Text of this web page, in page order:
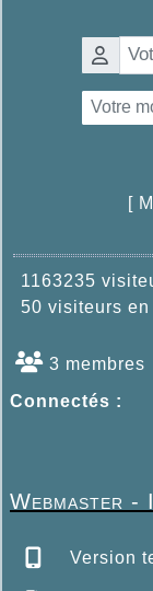
[
1163235
50 visiteurs
3 membres
Connectés :
Webmaster -
Version